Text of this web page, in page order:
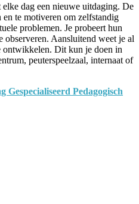
dag een nieuwe uitdaging. De
te motiveren om zelfstandig
problemen. Je probeert hun
observeren. Aansluitend weet je al
ontwikkelen. Dit kun je doen in
peuterspeelzaal, internaat of
Gespecialiseerd Pedagogisch